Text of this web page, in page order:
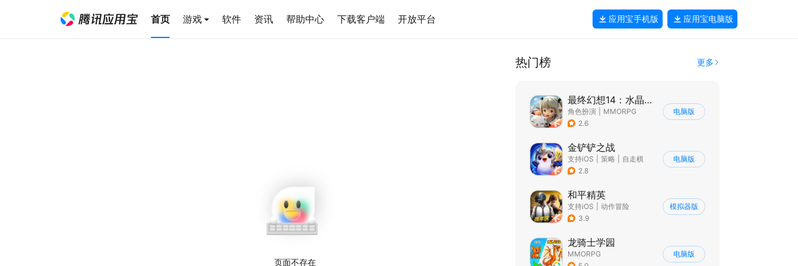
首页 游戏 软件 资讯 帮助中心 下载客户端 开放平台 应用宝手机版 应用宝电脑版
页面不存在
热门榜 更多
最终幻想14：水晶世界
角色扮演
MMORPG
| 奇幻
2.6
电脑版
金铲铲之战
支持iOS 策略
自走棋
| 英雄联盟
2.8
电脑版
和平精英
支持iOS
动作冒险
| 第一人称射击
3.9
模拟器版
龙骑士学园
MMORPG
电脑版